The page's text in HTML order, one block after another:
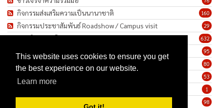
This website uses cookies to ensure you get
the best experience on our website.
Learn more
160
กิจกรรมส่งเสริมความเป็นนานาชาติ
29
กิจกรรมประชาสัมพันธ์ Roadshow / Campus visit
632
ภาพกิจกรรม/โครงการ
95
80
ทำนุบำรุงศิลปวัฒนธรรม
53
1
98